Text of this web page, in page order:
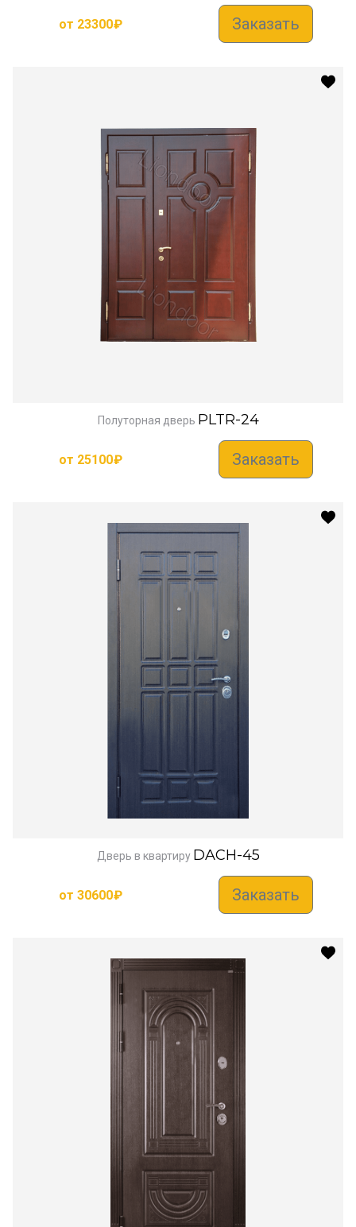
от 23300₽ Заказать
Полуторная дверь PLTR-24
от 25100₽ Заказать
Дверь в квартиру DACH-45
от 30600₽ Заказать